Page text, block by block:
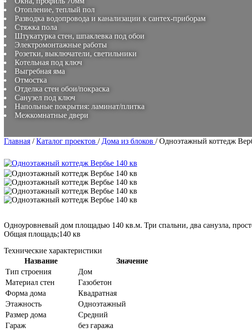
Отопление, теплый пол
Разводка водопровода и канализации к сантех-приборам
Стяжка пола
Штукатурка стен, шпаклевка под обои
Электромонтажные работы
Розетки, выключатели, светильники
Котельная под ключ
Выгребная яма
Отмостка
Отделка стен обои/покраска
Санузел под ключ
Напольные покрытия: ламинат/плитка
Межкомнатные двери
Главная /Каталог проектов / Дома из блоков /Одноэтажный коттедж
Одноуровневый дом площадью 140 кв.м. Три спальни, два санузла,
Общая площадь;140 кв
Технические характеристики
Название
Значение
Тип строения
Дом
Материал стен
Газобетон
Форма дома
Квадратная
Этажность
Одноэтажный
Размер дома
Средний
Гараж
без гаража